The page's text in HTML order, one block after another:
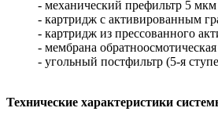
- механический префильтр 5 мкм
- картридж с активированным
- картридж из прессованного
- мембрана обратноосмотичес
- угольный постфильтр (5-я
Технические характеристики